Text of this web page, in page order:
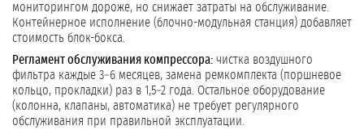
мониторингом дороже, но снижает затраты на обслуживание.
Контейнерное исполнение (блочно-модульная станция) добавляет
стоимость блок-бокса.
Регламент обслуживания компрессора: чистка воздушного
фильтра каждые 3–6 месяцев, замена ремкомплекта (поршневое
кольцо, прокладки) раз в 1,5–2 года. Остальное оборудование
(колонна, клапаны, автоматика) не требует регулярного
обслуживания при правильной эксплуатации.